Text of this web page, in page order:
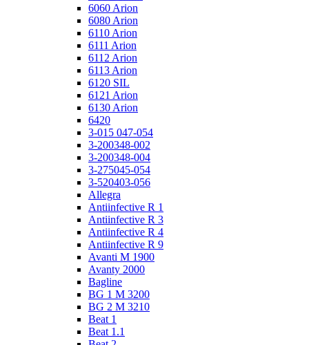
6060 Arion
6080 Arion
6110 Arion
6111 Arion
6112 Arion
6113 Arion
6120 SIL
6121 Arion
6130 Arion
6420
3-015 047-054
3-200348-002
3-200348-004
3-275045-054
3-520403-056
Allegra
Antiinfective R 1
Antiinfective R 3
Antiinfective R 4
Antiinfective R 9
Avanti M 1900
Avanty 2000
Bagline
BG 1 M 3200
BG 2 M 3210
Beat 1
Beat 1.1